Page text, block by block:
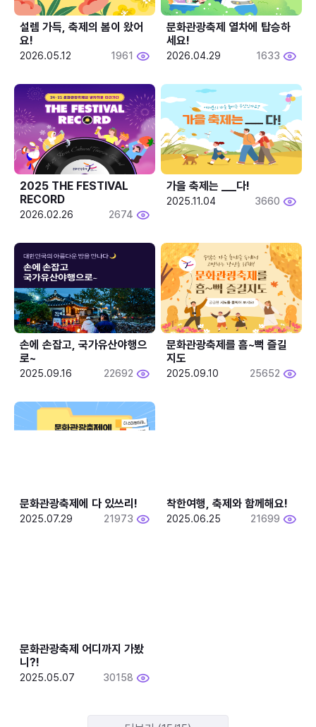
설렘 가득, 축제의 봄이 왔어
요!
2026.05.12 1961
문화관광축제 열차에 탑승하
세요!
2026.04.29 1633
2025 THE FESTIVAL
RECORD
2026.02.26 2674
2025.11.04 3660
손에 손잡고, 국가유산야행으
로~
2025.09.16 22692
문화관광축제를 흠~뻑 즐길
지도
2025.09.10 25652
문화관광축제에 다 있쓰리!
2025.07.29 21973
착한여행, 축제와 함께해요!
2025.06.25 21699
문화관광축제 어디까지 가봤
니?!
2025.05.07 30158